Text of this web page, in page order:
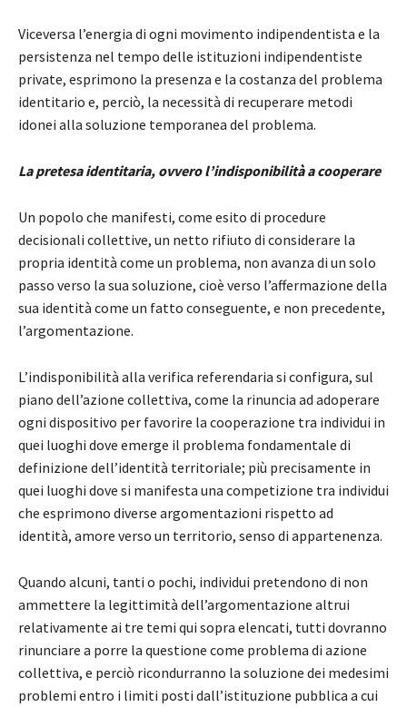
Viceversa l’energia di ogni movimento indipendentista e la
persistenza nel tempo delle istituzioni indipendentiste
private, esprimono la presenza e la costanza del problema
identitario e, perciò, la necessità di recuperare metodi
idonei alla soluzione temporanea del problema.
La pretesa identitaria, ovvero l’indisponibilità a cooperare
Un popolo che manifesti, come esito di procedure
decisionali collettive, un netto rifiuto di considerare la
propria identità come un problema, non avanza di un solo
passo verso la sua soluzione, cioè verso l’affermazione della
sua identità come un fatto conseguente, e non precedente,
l’argomentazione.
L’indisponibilità alla verifica referendaria si configura, sul
piano dell’azione collettiva, come la rinuncia ad adoperare
ogni dispositivo per favorire la cooperazione tra individui in
quei luoghi dove emerge il problema fondamentale di
definizione dell’identità territoriale; più precisamente in
quei luoghi dove si manifesta una competizione tra individui
che esprimono diverse argomentazioni rispetto ad
identità, amore verso un territorio, senso di appartenenza.
Quando alcuni, tanti o pochi, individui pretendono di non
ammettere la legittimità dell’argomentazione altrui
relativamente ai tre temi qui sopra elencati, tutti dovranno
rinunciare a porre la questione come problema di azione
collettiva, e perciò ricondurranno la soluzione dei medesimi
problemi entro i limiti posti dall’istituzione pubblica a cui